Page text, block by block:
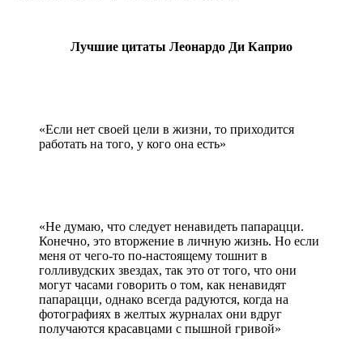
Лучшие цитаты Леонардо Ди Каприо
«Если нет своей цели в жизни, то приходится
работать на того, у кого она есть»
«Не думаю, что следует ненавидеть папарацци.
Конечно, это вторжение в личную жизнь. Но если
меня от чего-то по-настоящему тошнит в
голливудских звездах, так это от того, что они
могут часами говорить о том, как ненавидят
папарацци, однако всегда радуются, когда на
фотографиях в желтых журналах они вдруг
получаются красавцами с пышной гривой»